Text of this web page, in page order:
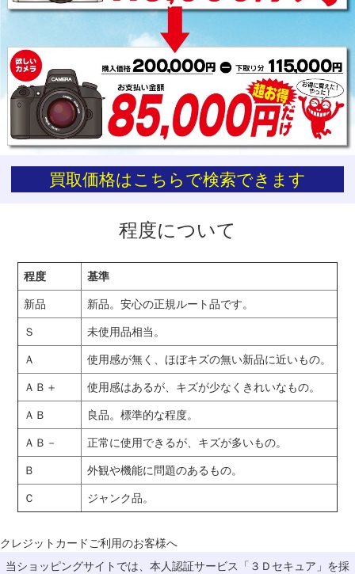
お買い物を続ける カートへ進む
買取価格はこちらで検索できます
程度について
程度
基準
新品
新品。安心の正規ルート品です。
Ｓ
未使用品相当。
Ａ
使用感が無く、ほぼキズの無い新品に近いもの。
ＡＢ＋
使用感はあるが、キズが少なくきれいなもの。
ＡＢ
良品。標準的な程度。
ＡＢ－
正常に使用できるが、キズが多いもの。
Ｂ
外観や機能に問題のあるもの。
Ｃ
ジャンク品。
クレジットカードご利用のお客様へ
当ショッピングサイトでは、本人認証サービス「３Ｄセキュア」を採